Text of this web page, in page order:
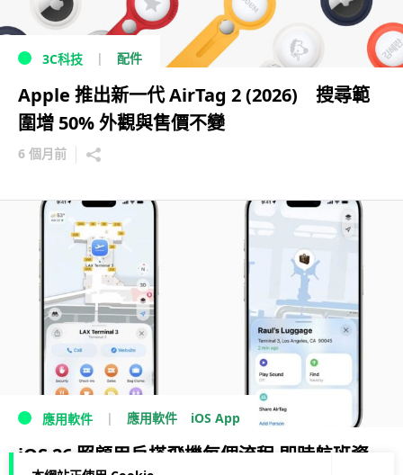
3C科技 配件
Apple 推出新一代 AirTag 2 (2026) 搜尋範
圍增 50% 外觀與售價不變
6 個月前
應用軟件 應用軟件 iOS App
iOS 26 照顧用戶搭飛機每個流程 即時航班資